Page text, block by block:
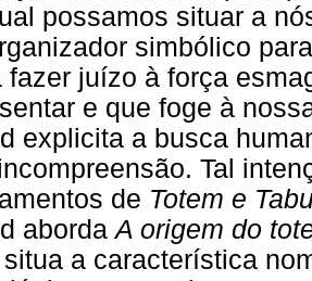
possamos situar a
simbólico
fazer juízo à força
e que foge à
explicita a busca
Tal
de Totem e
abordaA origem do
a característica